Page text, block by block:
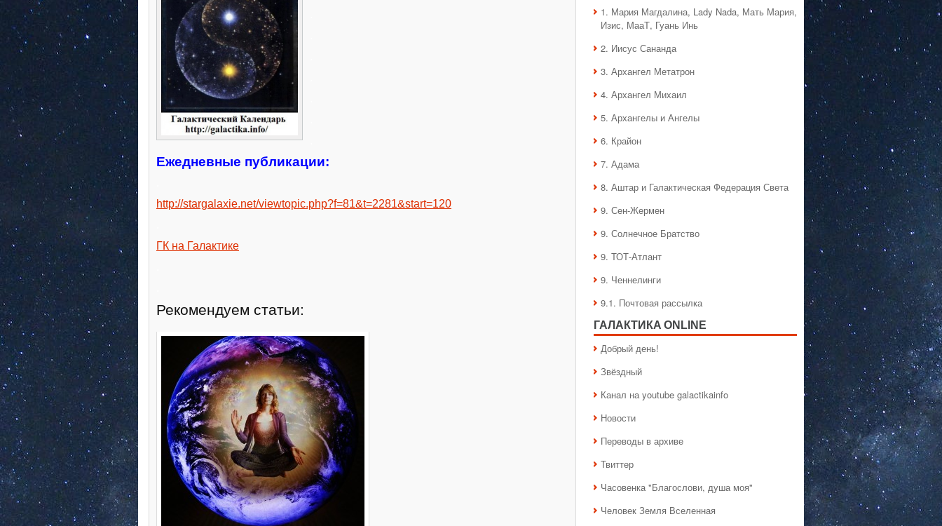
Ежедневные публикации:
http://stargalaxie.net/viewtopic.php?f=81&t=2281&start=120
ГК на Галактике
Рекомендуем статьи:
1. Мария Магдалина, Lady Nada, Мать Мария,
Изис, МааТ, Гуань Инь
2. Иисус Сананда
3. Архангел Метатрон
4. Архангел Михаил
5. Архангелы и Ангелы
6. Крайон
7. Адама
8. Аштар и Галактическая Федерация Света
9. Сен-Жермен
9. Солнечное Братство
9. ТОТ-Атлант
9. Ченнелинги
9.1. Почтовая рассылка
ГАЛАКТИКA ONLINE
Добрый день!
Звёздный
Канал на youtube galactikainfo
Новости
Переводы в архиве
Твиттер
Часовенка "Благослови, душа моя"
Человек Земля Вселенная